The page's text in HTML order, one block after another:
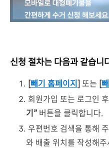
신청 절차는 다음과 같습니
[빼기 홈페이지] 또는 [
회원가입 또는 로그인
기” 버튼을 클릭합니다.
우편번호 검색을 통해
와 배출 위치를 작성해주